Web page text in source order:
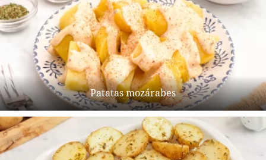
Patatas mozárabes